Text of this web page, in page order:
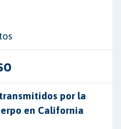
por la
en California